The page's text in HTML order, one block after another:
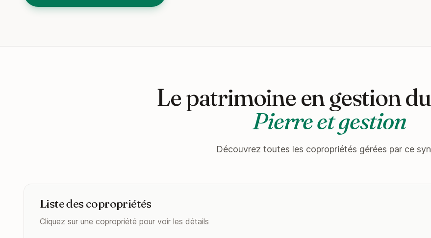
Le patrimoine en gestion
Pierre et gestion
Découvrez toutes les copropriétés gérées par ce
Liste des copropriétés
Cliquez sur une copropriété pour voir les détails